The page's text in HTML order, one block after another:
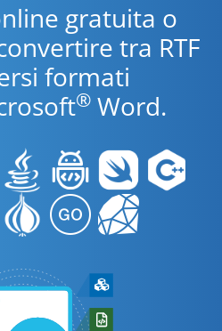
gratuita o
tra RTF
formati
® Word.